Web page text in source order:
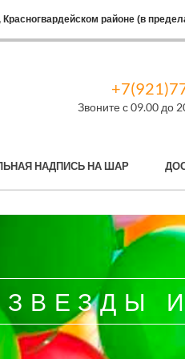
районе (в
Звоните с 09.00 до
НАДПИСЬ НА ШАР
ЗВЕЗДЫ